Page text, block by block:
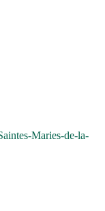
Maries-de-la-